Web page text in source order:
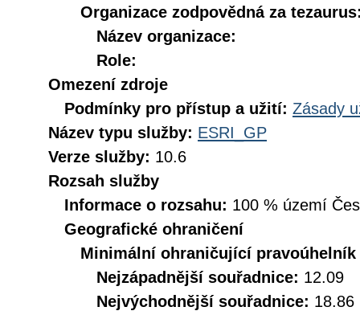
Organizace zodpovědná za
Název organizace:
Role:
Omezení zdroje
Podmínky pro přístup a užití: Zásady
Název typu služby: ESRI_GP
Verze služby: 10.6
Rozsah služby
Informace o rozsahu: 100 % území
Geografické ohraničení
Minimální ohraničující pravoúhelník
Nejzápadnější souřadnice: 12.09
Nejvýchodnější souřadnice: 18.86